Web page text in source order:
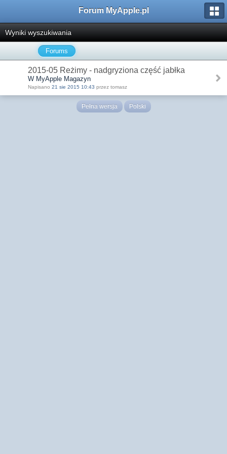
Forum MyApple.pl
Wyniki wyszukiwania
Forums
2015-05 Reżimy - nadgryziona część jabłka
W MyApple Magazyn
Napisano 21 sie 2015 10:43 przez tomasz
Pełna wersja Polski